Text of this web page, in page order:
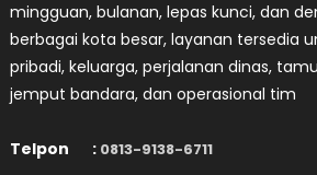
mingguan, bulanan, lepas kunci, dan
berbagai kota besar, layanan tersedia
pribadi, keluarga, perjalanan dinas,
jemput bandara, dan operasional tim
Telpon : 0813-9138-6711